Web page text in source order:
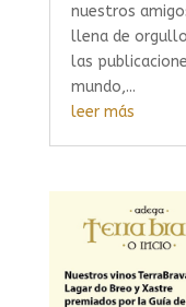
nuestros
llena de
las
mundo,...
leer más